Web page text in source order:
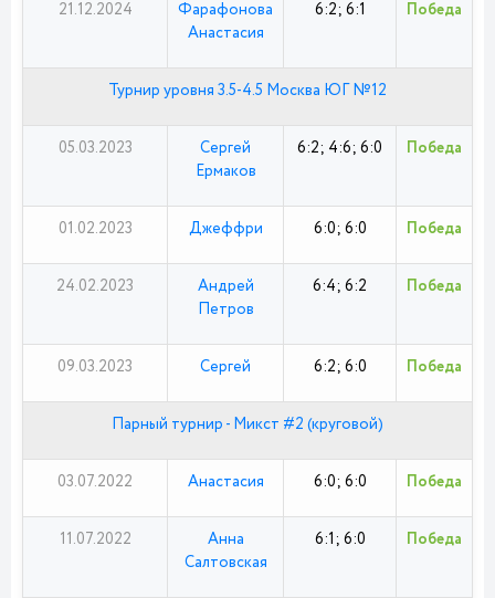
21.12.2024
Фарафонова
Анастасия
6:2; 6:1 Победа
Турнир уровня 3.5-4.5 Москва ЮГ №12
05.03.2023
Сергей
Ермаков
6:2; 4:6; 6:0 Победа
01.02.2023 Джеффри 6:0; 6:0 Победа
24.02.2023
Андрей
Петров
6:4; 6:2 Победа
09.03.2023 Сергей 6:2; 6:0 Победа
Парный турнир - Микст #2 (круговой)
03.07.2022 Анастасия 6:0; 6:0 Победа
11.07.2022
Анна
Салтовская
6:1; 6:0 Победа